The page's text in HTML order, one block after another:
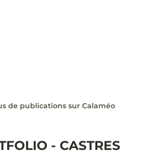
de publications sur Calaméo
- CASTRES